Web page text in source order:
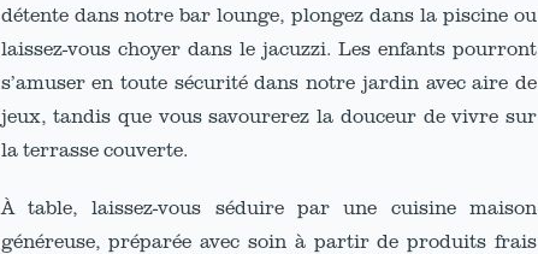
détente dans notre bar lounge, plongez dans la piscine ou
laissez-vous choyer dans le jacuzzi. Les enfants pourront
s’amuser en toute sécurité dans notre jardin avec aire de
jeux, tandis que vous savourerez la douceur de vivre sur
la terrasse couverte.
À table, laissez-vous séduire par une cuisine maison
généreuse, préparée avec soin à partir de produits frais